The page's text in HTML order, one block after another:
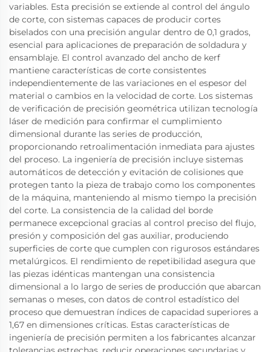
variables. Esta precisión se extiende al control del ángulo
de corte, con sistemas capaces de producir cortes
biselados con una precisión angular dentro de 0,1 grados,
esencial para aplicaciones de preparación de soldadura y
ensamblaje. El control avanzado del ancho de kerf
mantiene características de corte consistentes
independientemente de las variaciones en el espesor del
material o cambios en la velocidad de corte. Los sistemas
de verificación de precisión geométrica utilizan tecnología
láser de medición para confirmar el cumplimiento
dimensional durante las series de producción,
proporcionando retroalimentación inmediata para ajustes
del proceso. La ingeniería de precisión incluye sistemas
automáticos de detección y evitación de colisiones que
protegen tanto la pieza de trabajo como los componentes
de la máquina, manteniendo al mismo tiempo la precisión
del corte. La consistencia de la calidad del borde
permanece excepcional gracias al control preciso del flujo,
presión y composición del gas auxiliar, produciendo
superficies de corte que cumplen con rigurosos estándares
metalúrgicos. El rendimiento de repetibilidad asegura que
las piezas idénticas mantengan una consistencia
dimensional a lo largo de series de producción que abarcan
semanas o meses, con datos de control estadístico del
proceso que demuestran índices de capacidad superiores a
1,67 en dimensiones críticas. Estas características de
ingeniería de precisión permiten a los fabricantes alcanzar